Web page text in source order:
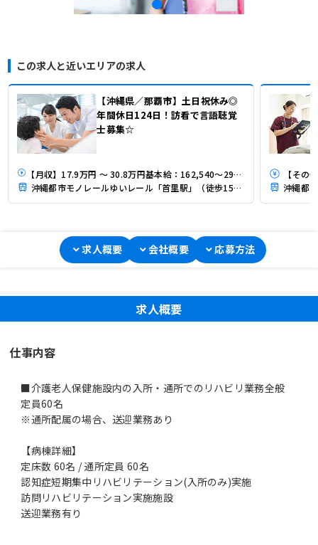
この求人と近いエリアの求人
【沖縄県／那覇市】土日祝休み◎
年間休日124日！訪看で言語聴覚
士募集☆
【月収】17.9万円 ～ 30.8万円基本給：162,540～291,670円＋諸手当（皆勤＋資格）
沖縄都市モノレールゆいレール「首里駅」（徒歩15分）
【その
求人概要 会社概要 応募方法
求人概要
仕事内容
■介護老人保健施設内の入所・通所でのリハビリ業務全般
定員60名
※通所配属の場合、送迎業務あり
【病棟詳細】
定床数 60名 / 通所定員 60名
認知症短期集中リハビリテーション(入所のみ)実施
訪問リハビリテーション実施施設
送迎業務有り